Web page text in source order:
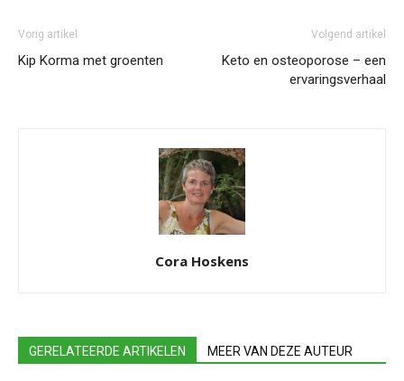
Vorig artikel
Kip Korma met groenten
Volgend artikel
Keto en osteoporose – een
ervaringsverhaal
Cora Hoskens
GERELATEERDE ARTIKELEN MEER VAN DEZE AUTEUR